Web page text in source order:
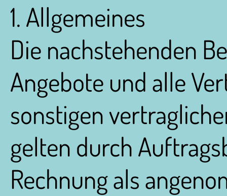
1. Allgemeines
Die nachstehenden
Angebote und alle
sonstigen
gelten durch
Rechnung als